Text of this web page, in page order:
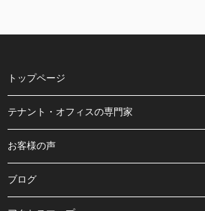
トップページ
テナント・オフィスの専門家
お客様の声
ブログ